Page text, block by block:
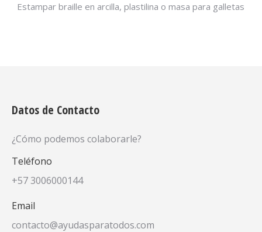
Estampar braille en arcilla, plastilina o masa para galletas
Datos de Contacto
¿Cómo podemos colaborarle?
Teléfono
+57 3006000144
Email
contacto@ayudasparatodos.com